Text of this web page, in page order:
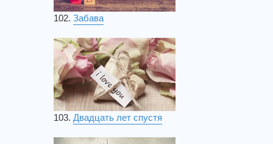
102. Забава
103. Двадцать лет спустя